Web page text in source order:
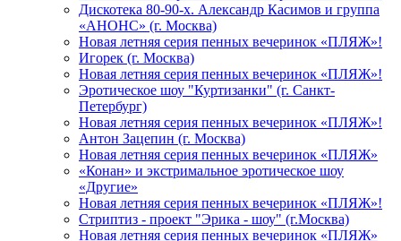
Дискотека 80-90-х. Александр Касимов и группа
«АНОНС» (г. Москва)
Новая летняя серия пенных вечеринок «ПЛЯЖ»!
Игорек (г. Москва)
Новая летняя серия пенных вечеринок «ПЛЯЖ»!
Эротическое шоу "Куртизанки" (г. Санкт-
Петербург)
Новая летняя серия пенных вечеринок «ПЛЯЖ»!
Антон Зацепин (г. Москва)
Новая летняя серия пенных вечеринок «ПЛЯЖ»
«Конан» и экстримальное эротическое шоу
«Другие»
Новая летняя серия пенных вечеринок «ПЛЯЖ»!
Стриптиз - проект "Эрика - шоу" (г.Москва)
Новая летняя серия пенных вечеринок «ПЛЯЖ»